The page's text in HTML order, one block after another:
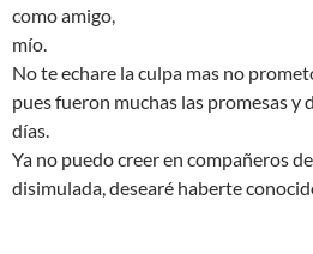
como amigo,
mío.
No te echare la culpa mas no
pues fueron muchas las promesas y
días.
Ya no puedo creer en compañeros
disimulada, desearé haberte